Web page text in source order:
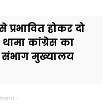
प्रभावित होकर दो
कांग्रेस का
संभाग मुख्यालय
-